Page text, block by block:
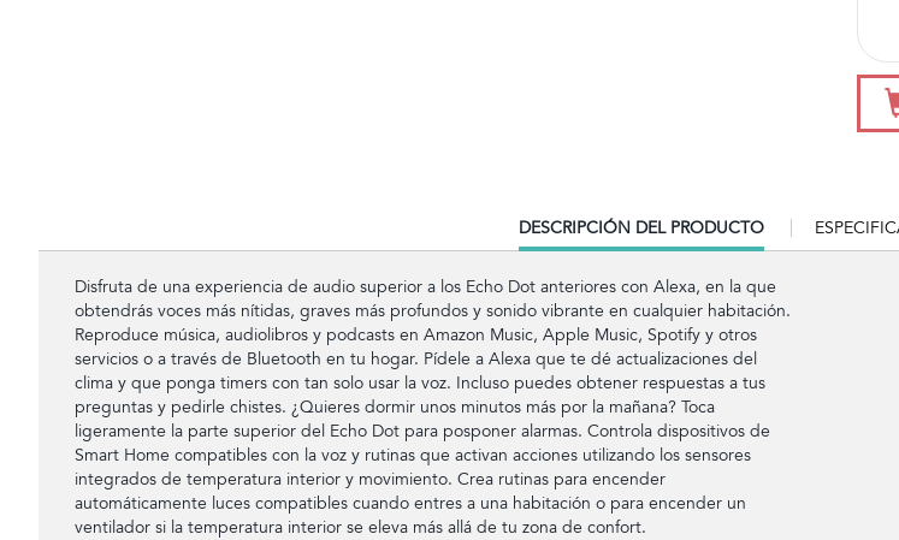
CURRENT
TAB:
DESCRIPCIÓN DEL PRODUCTO
Disfruta de una experiencia de audio superior a los Echo Dot anteriores con Alexa, en la que
obtendrás voces más nítidas, graves más profundos y sonido vibrante en cualquier habitación.
Reproduce música, audiolibros y podcasts en Amazon Music, Apple Music, Spotify y otros
servicios o a través de Bluetooth en tu hogar. Pídele a Alexa que te dé actualizaciones del
clima y que ponga timers con tan solo usar la voz. Incluso puedes obtener respuestas a tus
preguntas y pedirle chistes. ¿Quieres dormir unos minutos más por la mañana? Toca
ligeramente la parte superior del Echo Dot para posponer alarmas. Controla dispositivos de
Smart Home compatibles con la voz y rutinas que activan acciones utilizando los sensores
integrados de temperatura interior y movimiento. Crea rutinas para encender
automáticamente luces compatibles cuando entres a una habitación o para encender un
ventilador si la temperatura interior se eleva más allá de tu zona de confort.